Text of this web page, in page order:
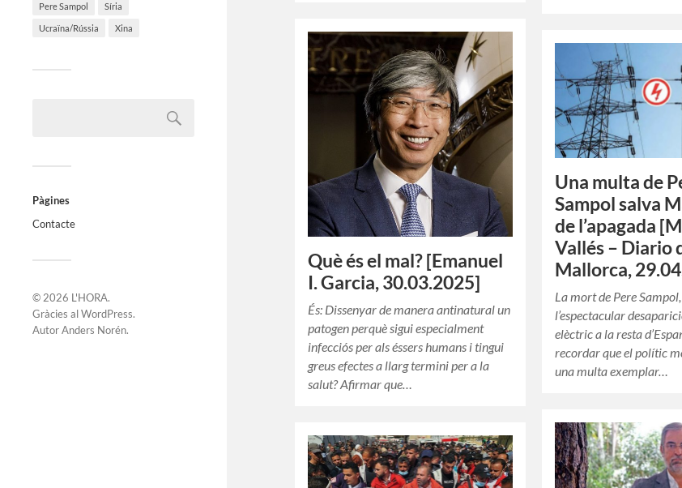
Pere Sampol Síria
Ucraïna/Rússia Xina
Pàgines
Contacte
© 2026 L'HORA.
Gràcies alWordPress.
AutorAnders Norén.
Què és el mal? [Emanuel
I. Garcia, 30.03.2025]
És: Dissenyar de manera antinatural un
patogen perquè sigui especialment
infecciós per als éssers humans i tingui
greus efectes a llarg termini per a la
salut? Afirmar que…
Una multa de
Sampol salva
de l’apagada
Vallés – Diario
Mallorca,
La mort de Pere
l’espectacular
elèctric a la resta
recordar que el polític
una multa exemplar…